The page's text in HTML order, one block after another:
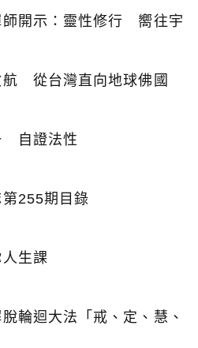
師開示：靈性修行 嚮往宇
航 從台灣直向地球佛國
自證法性
255期目錄
生課
輪迴大法「戒、定、慧、